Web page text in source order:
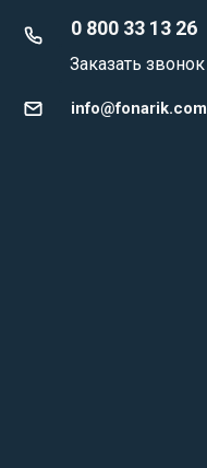
0 800 33 13 26
Заказать звонок
info@fonarik.com